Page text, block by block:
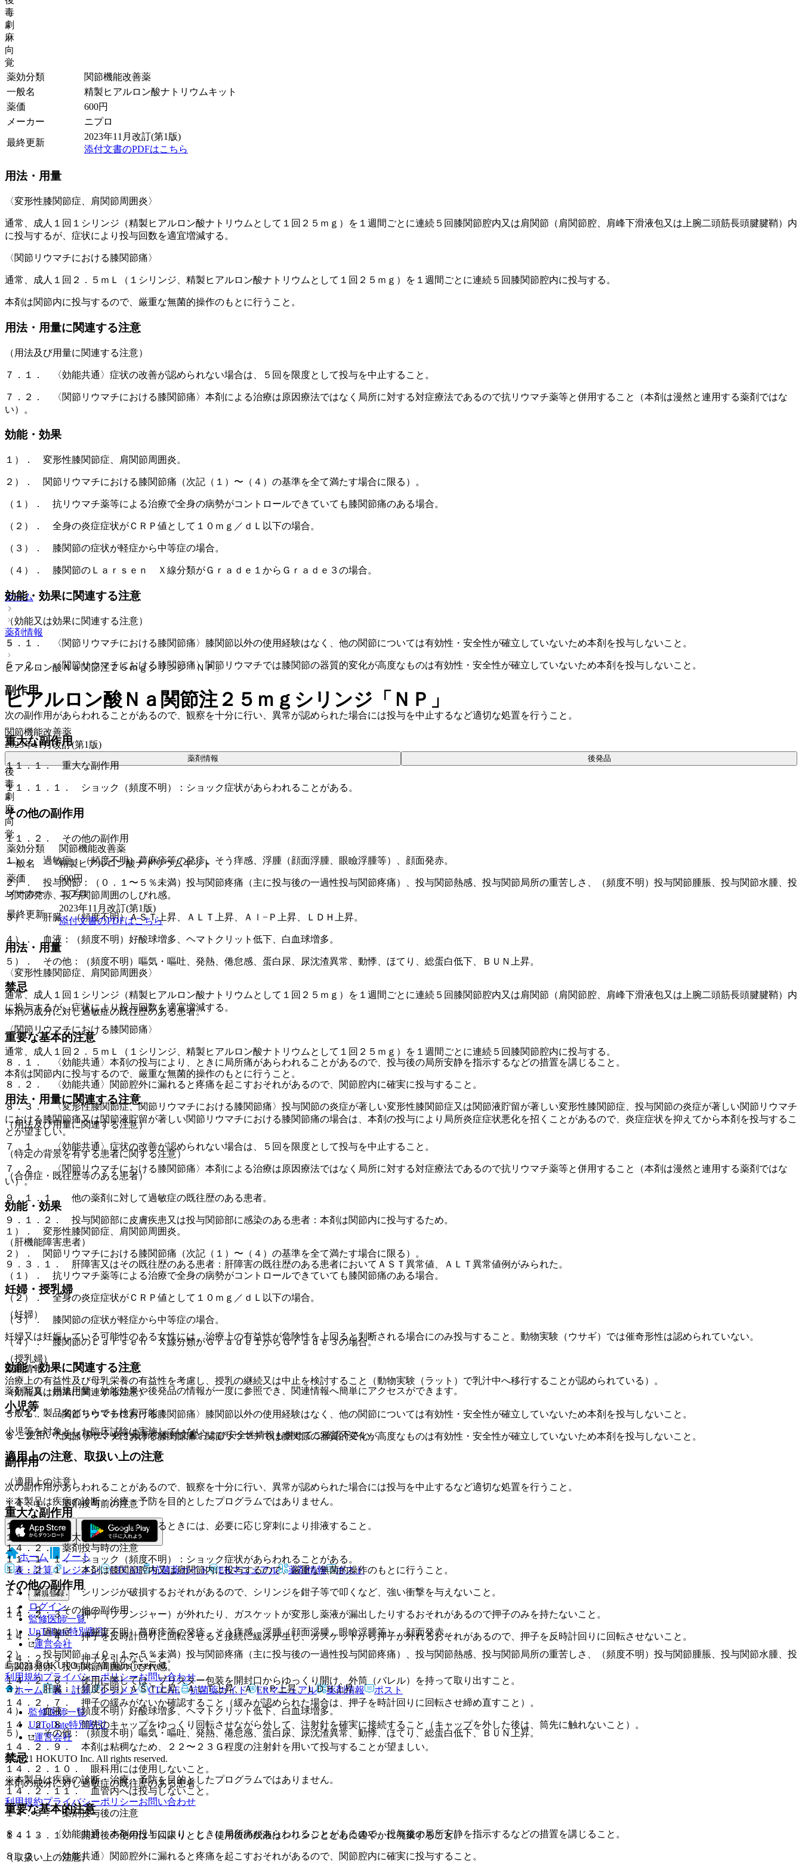
毒
劇
麻
向
覚
薬効分類
関節機能改善薬
一般名
精製ヒアルロン酸ナトリウムキット
薬価
600円
メーカー
ニプロ
最終更新
2023年11月改訂(第1版)
添付文書のPDFはこちら
用法・用量
〈変形性膝関節症、肩関節周囲炎〉
通常、成人１回１シリンジ（精製ヒアルロン酸ナトリウムとして１回２５ｍｇ）を１週間ごとに連続５回膝関節腔内又は肩関節（肩関節腔、肩峰下滑液包又は上腕二頭筋長頭腱腱鞘）内
に投与するが、症状により投与回数を適宜増減する。
〈関節リウマチにおける膝関節痛〉
通常、成人１回２．５ｍＬ（１シリンジ、精製ヒアルロン酸ナトリウムとして１回２５ｍｇ）を１週間ごとに連続５回膝関節腔内に投与する。
本剤は関節内に投与するので、厳重な無菌的操作のもとに行うこと。
用法・用量に関連する注意
（用法及び用量に関連する注意）
７．１． 〈効能共通〉症状の改善が認められない場合は、５回を限度として投与を中止すること。
７．２． 〈関節リウマチにおける膝関節痛〉本剤による治療は原因療法ではなく局所に対する対症療法であるので抗リウマチ薬等と併用すること（本剤は漫然と連用する薬剤ではな
い）。
効能・効果
１）． 変形性膝関節症、肩関節周囲炎。
２）． 関節リウマチにおける膝関節痛（次記（１）〜（４）の基準を全て満たす場合に限る）。
（１）． 抗リウマチ薬等による治療で全身の病勢がコントロールできていても膝関節痛のある場合。
（２）． 全身の炎症症状がＣＲＰ値として１０ｍｇ／ｄＬ以下の場合。
（３）． 膝関節の症状が軽症から中等症の場合。
（４）． 膝関節のＬａｒｓｅｎ Ｘ線分類がＧｒａｄｅ１からＧｒａｄｅ３の場合。
効能・効果に関連する注意
（効能又は効果に関連する注意）
５．１． 〈関節リウマチにおける膝関節痛〉膝関節以外の使用経験はなく、他の関節については有効性・安全性が確立していないため本剤を投与しないこと。
５．２． 〈関節リウマチにおける膝関節痛〉関節リウマチでは膝関節の器質的変化が高度なものは有効性・安全性が確立していないため本剤を投与しないこと。
副作用
次の副作用があらわれることがあるので、観察を十分に行い、異常が認められた場合には投与を中止するなど適切な処置を行うこと。
重大な副作用
１１．１． 重大な副作用
１１．１．１． ショック（頻度不明）：ショック症状があらわれることがある。
その他の副作用
１１．２． その他の副作用
１）． 過敏症：（頻度不明）蕁麻疹等の発疹、そう痒感、浮腫（顔面浮腫、眼瞼浮腫等）、顔面発赤。
２）． 投与関節：（０．１〜５％未満）投与関節疼痛（主に投与後の一過性投与関節疼痛）、投与関節熱感、投与関節局所の重苦しさ、（頻度不明）投与関節腫脹、投与関節水腫、投
与関節発赤、投与関節周囲のしびれ感。
３）． 肝臓：（頻度不明）ＡＳＴ上昇、ＡＬＴ上昇、Ａｌ−Ｐ上昇、ＬＤＨ上昇。
４）． 血液：（頻度不明）好酸球増多、ヘマトクリット低下、白血球増多。
５）． その他：（頻度不明）嘔気・嘔吐、発熱、倦怠感、蛋白尿、尿沈渣異常、動悸、ほてり、総蛋白低下、ＢＵＮ上昇。
禁忌
本剤の成分に対し過敏症の既往歴のある患者。
重要な基本的注意
８．１． 〈効能共通〉本剤の投与により、ときに局所痛があらわれることがあるので、投与後の局所安静を指示するなどの措置を講じること。
８．２． 〈効能共通〉関節腔外に漏れると疼痛を起こすおそれがあるので、関節腔内に確実に投与すること。
８．３． 〈変形性膝関節症、関節リウマチにおける膝関節痛〉投与関節の炎症が著しい変形性膝関節症又は関節液貯留が著しい変形性膝関節症、投与関節の炎症が著しい関節リウマチ
における膝関節痛又は関節液貯留が著しい関節リウマチにおける膝関節痛の場合は、本剤の投与により局所炎症症状悪化を招くことがあるので、炎症症状を抑えてから本剤を投与するこ
とが望ましい。
（特定の背景を有する患者に関する注意）
（合併症・既往歴等のある患者）
９．１．１． 他の薬剤に対して過敏症の既往歴のある患者。
９．１．２． 投与関節部に皮膚疾患又は投与関節部に感染のある患者：本剤は関節内に投与するため。
（肝機能障害患者）
９．３．１． 肝障害又はその既往歴のある患者：肝障害の既往歴のある患者においてＡＳＴ異常値、ＡＬＴ異常値例がみられた。
妊婦・授乳婦
（妊婦）
妊婦又は妊娠している可能性のある女性には、治療上の有益性が危険性を上回ると判断される場合にのみ投与すること。動物実験（ウサギ）では催奇形性は認められていない。
（授乳婦）
治療上の有益性及び母乳栄養の有益性を考慮し、授乳の継続又は中止を検討すること（動物実験（ラット）で乳汁中へ移行することが認められている）。
小児等
小児等を対象とした臨床試験は実施していない。
適用上の注意、取扱い上の注意
（適用上の注意）
１４．１． 薬剤投与前の注意
１４．１．１． 関節液の貯留があるときには、必要に応じ穿刺により排液すること。
１４．２． 薬剤投与時の注意
１４．２．１． 本剤は膝関節腔内又は肩関節内に投与するので、厳重な無菌的操作のもとに行うこと。
１４．２．２． シリンジが破損するおそれがあるので、シリンジを鉗子等で叩くなど、強い衝撃を与えないこと。
１４．２．３． 押子（プランジャー）が外れたり、ガスケットが変形し薬液が漏出したりするおそれがあるので押子のみを持たないこと。
１４．２．４． 押子を反時計回りに回転させると接続に緩みが生じ、ガスケットから押子が外れるおそれがあるので、押子を反時計回りに回転させないこと。
１４．２．５． 押子を引かないこと。
１４．２．６． 使用に際しては、ブリスター包装を開封口からゆっくり開け、外筒（バレル）を持って取り出すこと。
１４．２．７． 押子の緩みがないか確認すること（緩みが認められた場合は、押子を時計回りに回転させ締め直すこと）。
１４．２．８． 筒先のキャップをゆっくり回転させながら外して、注射針を確実に接続すること（キャップを外した後は、筒先に触れないこと）。
１４．２．９． 本剤は粘稠なため、２２〜２３Ｇ程度の注射針を用いて投与することが望ましい。
１４．２．１０． 眼科用には使用しないこと。
１４．２．１１． 血管内へは投与しないこと。
１４．３． 薬剤投与後の注意
１４．３．１． 開封後の使用は１回限りとし、使用後の残液はシリンジとともに速やかに廃棄すること。
（取扱い上の注意）
ホーム
薬剤情報
ヒアルロン酸Ｎａ関節注２５ｍｇシリンジ「ＮＰ」
ヒアルロン酸Ｎａ関節注２５ｍｇシリンジ「ＮＰ」
関節機能改善薬
2023年11月改訂(第1版)
薬剤情報 後発品
後
毒
劇
麻
向
覚
薬効分類
関節機能改善薬
一般名
精製ヒアルロン酸ナトリウムキット
薬価
600円
メーカー
ニプロ
最終更新
2023年11月改訂(第1版)
添付文書のPDFはこちら
用法・用量
〈変形性膝関節症、肩関節周囲炎〉
通常、成人１回１シリンジ（精製ヒアルロン酸ナトリウムとして１回２５ｍｇ）を１週間ごとに連続５回膝関節腔内又は肩関節（肩関節腔、肩峰下滑液包又は上腕二頭筋長頭腱腱鞘）内
に投与するが、症状により投与回数を適宜増減する。
〈関節リウマチにおける膝関節痛〉
通常、成人１回２．５ｍＬ（１シリンジ、精製ヒアルロン酸ナトリウムとして１回２５ｍｇ）を１週間ごとに連続５回膝関節腔内に投与する。
本剤は関節内に投与するので、厳重な無菌的操作のもとに行うこと。
用法・用量に関連する注意
（用法及び用量に関連する注意）
７．１． 〈効能共通〉症状の改善が認められない場合は、５回を限度として投与を中止すること。
７．２． 〈関節リウマチにおける膝関節痛〉本剤による治療は原因療法ではなく局所に対する対症療法であるので抗リウマチ薬等と併用すること（本剤は漫然と連用する薬剤ではな
い）。
効能・効果
１）． 変形性膝関節症、肩関節周囲炎。
２）． 関節リウマチにおける膝関節痛（次記（１）〜（４）の基準を全て満たす場合に限る）。
（１）． 抗リウマチ薬等による治療で全身の病勢がコントロールできていても膝関節痛のある場合。
（２）． 全身の炎症症状がＣＲＰ値として１０ｍｇ／ｄＬ以下の場合。
（３）． 膝関節の症状が軽症から中等症の場合。
（４）． 膝関節のＬａｒｓｅｎ Ｘ線分類がＧｒａｄｅ１からＧｒａｄｅ３の場合。
効能・効果に関連する注意
（効能又は効果に関連する注意）
５．１． 〈関節リウマチにおける膝関節痛〉膝関節以外の使用経験はなく、他の関節については有効性・安全性が確立していないため本剤を投与しないこと。
５．２． 〈関節リウマチにおける膝関節痛〉関節リウマチでは膝関節の器質的変化が高度なものは有効性・安全性が確立していないため本剤を投与しないこと。
副作用
次の副作用があらわれることがあるので、観察を十分に行い、異常が認められた場合には投与を中止するなど適切な処置を行うこと。
重大な副作用
１１．１． 重大な副作用
１１．１．１． ショック（頻度不明）：ショック症状があらわれることがある。
その他の副作用
１１．２． その他の副作用
１）． 過敏症：（頻度不明）蕁麻疹等の発疹、そう痒感、浮腫（顔面浮腫、眼瞼浮腫等）、顔面発赤。
２）． 投与関節：（０．１〜５％未満）投与関節疼痛（主に投与後の一過性投与関節疼痛）、投与関節熱感、投与関節局所の重苦しさ、（頻度不明）投与関節腫脹、投与関節水腫、投
与関節発赤、投与関節周囲のしびれ感。
３）． 肝臓：（頻度不明）ＡＳＴ上昇、ＡＬＴ上昇、Ａｌ−Ｐ上昇、ＬＤＨ上昇。
４）． 血液：（頻度不明）好酸球増多、ヘマトクリット低下、白血球増多。
５）． その他：（頻度不明）嘔気・嘔吐、発熱、倦怠感、蛋白尿、尿沈渣異常、動悸、ほてり、総蛋白低下、ＢＵＮ上昇。
禁忌
本剤の成分に対し過敏症の既往歴のある患者。
重要な基本的注意
８．１． 〈効能共通〉本剤の投与により、ときに局所痛があらわれることがあるので、投与後の局所安静を指示するなどの措置を講じること。
８．２． 〈効能共通〉関節腔外に漏れると疼痛を起こすおそれがあるので、関節腔内に確実に投与すること。
薬剤情報
薬剤写真、用法用量、効能効果や後発品の情報が一度に参照でき、関連情報へ簡単にアクセスができます。
一般名、製品名どちらでも検索可能！
※ ご使用いただく際に、必ず最新の添付文書および安全性情報も併せてご確認下さい。
※本製品は疾病の診断・治療・予防を目的としたプログラムではありません。
ホーム
ノート
表・計算
レジメン CTCAE 抗菌薬ガイド ERマニュアル 薬剤情報 ポスト
新規登録
ログイン
監修医師一覧
UpToDate特別割引
運営会社
© 2021 HOKUTO Inc. All rights reserved.
利用規約プライバシーポリシーお問い合わせ
ホーム
表・計算 レジメン CTCAE 抗菌薬ガイド ERマニュアル 薬剤情報 ポスト
監修医師一覧
UpToDate特別割引
運営会社
© 2021 HOKUTO Inc. All rights reserved.
※本製品は疾病の診断・治療・予防を目的としたプログラムではありません。
利用規約プライバシーポリシーお問い合わせ